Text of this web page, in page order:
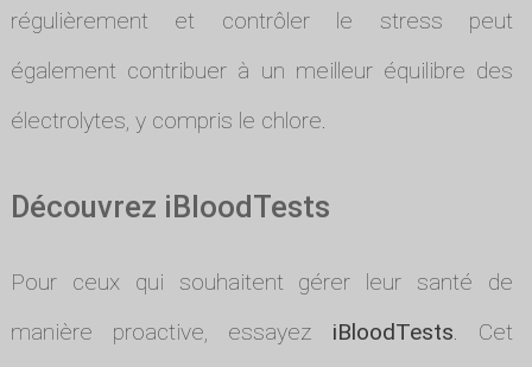
régulièrement et contrôler le stress peut
également contribuer à un meilleur équilibre des
électrolytes, y compris le chlore.
Découvrez iBloodTests
Pour ceux qui souhaitent gérer leur santé de
manière proactive, essayez iBloodTests. Cet